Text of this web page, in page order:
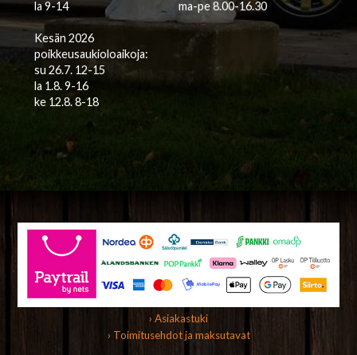
la 9-14
Kesän 2026
poikkeusaukioloaikoja:
su 26.7. 12-15
la 1.8. 9-16
ke 12.8. 8-18
ma-pe 8.00-16.30
› Asiakastuki
› Toimitusehdot ja maksutavat